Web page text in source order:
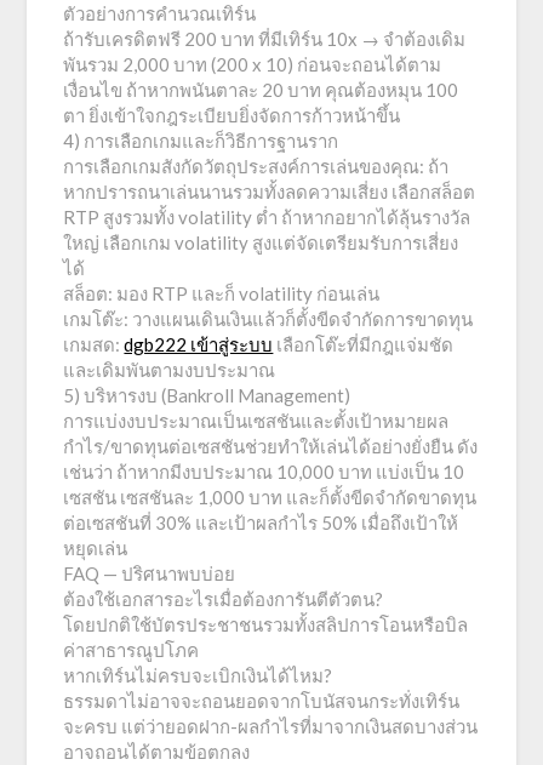
ตัวอย่างการคำนวณเทิร์น
ถ้ารับเครดิตฟรี 200 บาท ที่มีเทิร์น 10x → จำต้องเดิม
พันรวม 2,000 บาท (200 x 10) ก่อนจะถอนได้ตาม
เงื่อนไข ถ้าหากพนันตาละ 20 บาท คุณต้องหมุน 100
ตา ยิ่งเข้าใจกฎระเบียบยิ่งจัดการก้าวหน้าขึ้น
4) การเลือกเกมและก็วิธีการฐานราก
การเลือกเกมสังกัดวัตถุประสงค์การเล่นของคุณ: ถ้า
หากปรารถนาเล่นนานรวมทั้งลดความเสี่ยง เลือกสล็อต
RTP สูงรวมทั้ง volatility ต่ำ ถ้าหากอยากได้ลุ้นรางวัล
ใหญ่ เลือกเกม volatility สูงแต่จัดเตรียมรับการเสี่ยง
ได้
สล็อต: มอง RTP และก็ volatility ก่อนเล่น
เกมโต๊ะ: วางแผนเดินเงินแล้วก็ตั้งขีดจำกัดการขาดทุน
เกมสด:dgb222 เข้าสู่ระบบ เลือกโต๊ะที่มีกฎแจ่มชัด
และเดิมพันตามงบประมาณ
5) บริหารงบ (Bankroll Management)
การแบ่งงบประมาณเป็นเซสชันและตั้งเป้าหมายผล
กำไร/ขาดทุนต่อเซสชันช่วยทำให้เล่นได้อย่างยั่งยืน ดัง
เช่นว่า ถ้าหากมีงบประมาณ 10,000 บาท แบ่งเป็น 10
เซสชัน เซสชันละ 1,000 บาท และก็ตั้งขีดจำกัดขาดทุน
ต่อเซสชันที่ 30% และเป้าผลกำไร 50% เมื่อถึงเป้าให้
หยุดเล่น
FAQ — ปริศนาพบบ่อย
ต้องใช้เอกสารอะไรเมื่อต้องการันตีตัวตน?
โดยปกติใช้บัตรประชาชนรวมทั้งสลิปการโอนหรือบิล
ค่าสาธารณูปโภค
หากเทิร์นไม่ครบจะเบิกเงินได้ไหม?
ธรรมดาไม่อาจจะถอนยอดจากโบนัสจนกระทั่งเทิร์น
จะครบ แต่ว่ายอดฝาก-ผลกำไรที่มาจากเงินสดบางส่วน
อาจถอนได้ตามข้อตกลง